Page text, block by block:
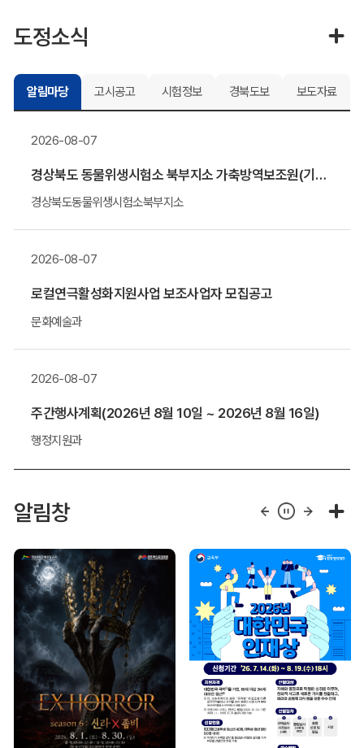
도정소식
알림마당 고시공고 시험정보 경북도보 보도자료
2026-08-07
경상북도 동물위생시험소 북부지소 가축방역보조원(기간제 근로자) 채용 알림
경상북도동물위생시험소북부지소
2026-08-07
로컬연극활성화지원사업 보조사업자 모집공고
문화예술과
2026-08-07
주간행사계획(2026년 8월 10일 ~ 2026년 8월 16일)
행정지원과
알림창